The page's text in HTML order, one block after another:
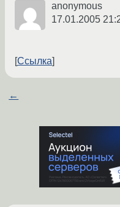
anonymous
17.01.2005
Ссылка
←